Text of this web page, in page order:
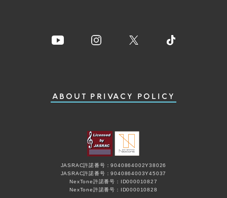
ABOUT PRIVACY POLICY
JASRAC許諾番号：9040864002Y38026
JASRAC許諾番号：9040864003Y45037
NexTone許諾番号：ID000010827
NexTone許諾番号：ID000010828